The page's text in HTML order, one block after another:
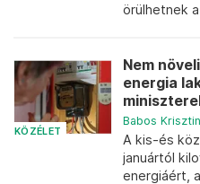
örülhetnek
KÖZÉLET
Nem
energia
Babos
A kis-és
januártól
energiáért,